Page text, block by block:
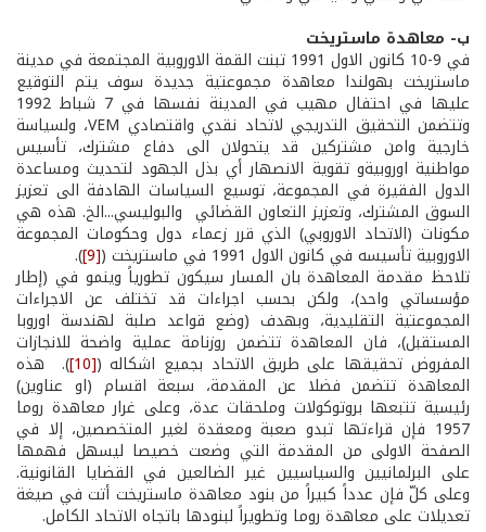
ب- معاهدة ماستريخت
في 9-10 كانون الاول 1991 تبنت القمة الاوروبية المجتمعة في مدينة
ماستريخت بهولندا معاهدة مجموعتية جديدة سوف يتم التوقيع
عليها في احتفال مهيب في المدينة نفسها في 7 شباط 1992
وتتضمن التحقيق التدريجي لاتحاد نقدي واقتصادي VEM، ولسياسة
خارجية وامن مشتركين قد يتحولان الى دفاع مشترك، تأسيس
مواطنية اوروبيةو تقوية الانصهار أي بذل الجهود لتحديث ومساعدة
الدول الفقيرة في المجموعة، توسيع السياسات الهادفة الى تعزيز
السوق المشترك، وتعزيز التعاون القضائي والبوليسي...الخ. هذه هي
مكونات (الاتحاد الاوروبي) الذي قرر زعماء دول وحكومات المجموعة
الاوروبية تأسيسه في كانون الاول 1991 في ماستريخت ( [9]
).
تلاحظ مقدمة المعاهدة بان المسار سيكون تطورياً وينمو في (إطار
مؤسساتي واحد)، ولكن بحسب اجراءات قد تختلف عن الاجراءات
المجموعتية التقليدية، وبهدف (وضع قواعد صلبة لهندسة اوروبا
المستقبل)، فان المعاهدة تتضمن روزنامة عملية واضحة للانجازات
المفروض تحقيقها على طريق الاتحاد بجميع اشكاله ([10] ). هذه
المعاهدة تتضمن فضلا عن المقدمة، سبعة اقسام (او عناوين)
رئيسية تتبعها بروتوكولات وملحقات عدة، وعلى غرار معاهدة روما
1957 فإن قراءتها تبدو صعبة ومعقدة لغير المتخصصين، إلا في
الصفحة الاولى من المقدمة التي وضعت خصيصا ليسهل فهمها
على البرلمانيين والسياسيين غير الضالعين في القضايا القانونية.
وعلى كلّ فإن عدداً كبيراً من بنود معاهدة ماستريخت أتت في صيغة
تعديلات على معاهدة روما وتطويراً لبنودها باتجاه الاتحاد الكامل.